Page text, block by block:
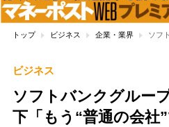
トップ ビジネス 企業・業界 ソフ
ビジネス
ソフトバンクグルー
下「もう“普通の会社